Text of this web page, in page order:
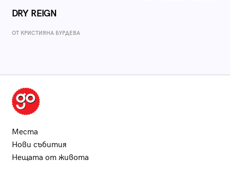
DRY REIGN
ОТ КРИСТИЯНА БУРДЕВА
Места
Нови събития
Нещата от живота